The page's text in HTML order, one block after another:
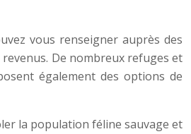
vous renseigner auprès des
De nombreux refuges et
également des options de
la population féline sauvage et